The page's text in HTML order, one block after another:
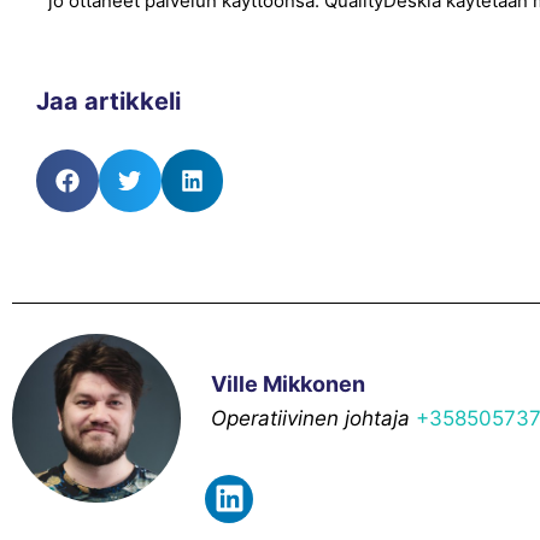
Jaa artikkeli
Ville Mikkonen
Operatiivinen johtaja